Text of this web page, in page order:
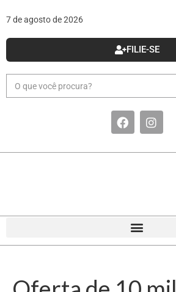
7 de agosto de 2026
FILIE-SE